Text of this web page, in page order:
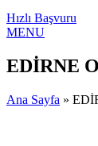
Hızlı Başvuru
MENU
EDİRNE
Ana Sayfa »